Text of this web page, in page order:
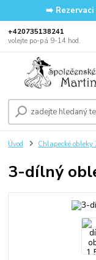
➡️
‭+420735138241
volejte po-pá 9-14 hod.
Úvod Chlapecké
3-dílný